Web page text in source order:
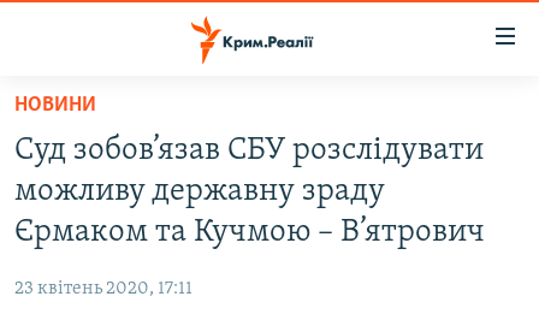
Перейти
основного
матеріалу
Перейти
до
основної
ВОДА.КРИМ
ВІДЕО ТА ФОТО
БЛОГИ
НОВИНИ
Суд зобов’язав СБУ розслідувати
можливу державну зраду
Єрмаком та Кучмою – В’ятрович
23 квітень 2020, 17:11